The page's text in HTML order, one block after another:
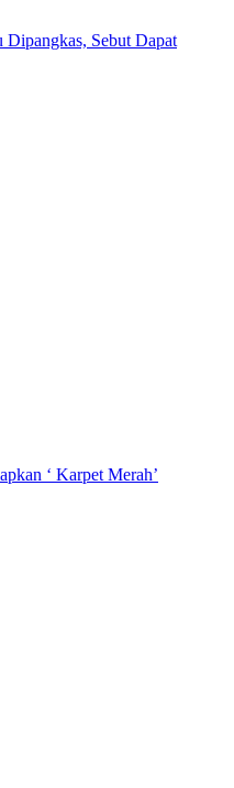
Sebut Dapat
‘ Karpet Merah’